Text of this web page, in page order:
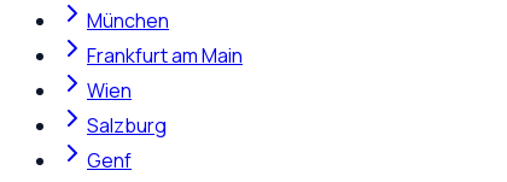
München
Frankfurt am Main
Wien
Salzburg
Genf